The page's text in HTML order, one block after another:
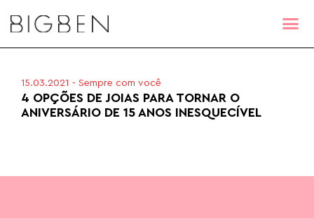
15.03.2021 - Sempre com você
4 OPÇÕES DE JOIAS PARA TORNAR O
ANIVERSÁRIO DE 15 ANOS INESQUECÍVEL